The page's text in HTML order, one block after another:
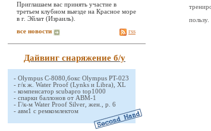
Приглашаем вас принять участие в
третьем клубном выезде на Красное море
в г. Эйлат (Израиль).
все новости rss
Дайвинг снаряжение б/у
- Olympus C-8080,бокс Olympus PT-023
- г/к ж. Water Proof (Lynks и Libra), XL
- компенсатор scubapro top1000
- спарки баллонов от АВМ-1
- Г/к-м Water Proof Silver, жен., р. 6
- авм1 с ремкомлектом
пользу.